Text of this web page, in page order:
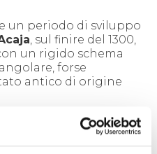
un periodo di sviluppo
, sul finire del 1300,
un rigido schema
forse
antico di origine
28 torri e 4 porte
due, di San Donato a
sono conservate